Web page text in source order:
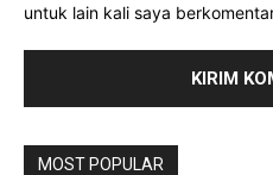
untuk lain kali saya
MOST POPULAR